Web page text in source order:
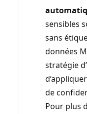
sensibles
sans
données
stratégie
de
Pour plus